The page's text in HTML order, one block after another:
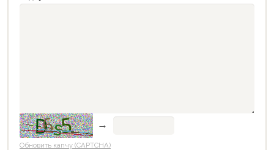
→
Обновить капчу (CAPTCHA)